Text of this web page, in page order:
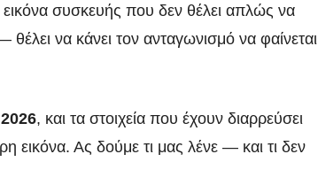
εικόνα συσκευής που δεν θέλει απλώς να
να κάνει τον ανταγωνισμό να φαίνεται
, και τα στοιχεία που έχουν διαρρεύσει
εικόνα. Ας δούμε τι μας λένε — και τι δεν